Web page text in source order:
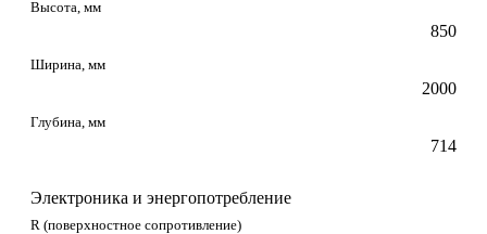
Высота, мм
850
Ширина, мм
2000
Глубина, мм
714
Электроника и энергопотребление
R (поверхностное сопротивление)